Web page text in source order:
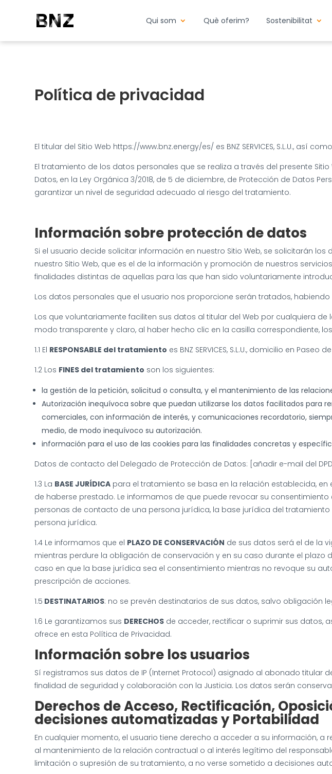
Qui som Què oferim? Sostenibilitat
Política de privacidad
El titular del Sitio Web https://www.bnz.energy/es/ es BNZ SERVICES, S.L.U.,
El tratamiento de los datos personales que se realiza a través del presente
Datos, en la Ley Orgánica 3/2018, de 5 de diciembre, de Protección de Datos
garantizar un nivel de seguridad adecuado al riesgo del tratamiento.
Información sobre protección de datos
Si el usuario decide solicitar información en nuestro Sitio Web, se solicitarán
nuestro Sitio Web, que es el de la información y promoción de nuestros
finalidades distintas de aquellas para las que han sido voluntariamente
Los datos personales que el usuario nos proporcione serán tratados,
Los que voluntariamente faciliten sus datos al titular del Web por cualquiera
modo transparente y claro, al haber hecho clic en la casilla correspondiente,
1.1 El RESPONSABLE del tratamiento es BNZ SERVICES, S.L.U., domicilio en
1.2 Los FINES del tratamiento son los siguientes:
la gestión de la petición, solicitud o consulta, y el mantenimiento de las
Autorización inequívoca sobre que puedan utilizarse los datos facilitados para
comerciales, con información de interés, y comunicaciones recordatorio,
medio, de modo inequívoco su autorización.
información para el uso de las cookies para las finalidades concretas y
Datos de contacto del Delegado de Protección de Datos: [añadir e-mail del DPD]
1.3 La BASE JURÍDICA para el tratamiento se basa en la relación establecida,
de haberse prestado. Le informamos de que puede revocar su
personas de contacto de una persona jurídica, la base jurídica del
persona jurídica.
1.4 Le informamos que el PLAZO DE CONSERVACIÓN de sus datos será el de la
mientras perdure la obligación de conservación y en su caso durante el plazo
caso en que la base jurídica sea el consentimiento mientras no revoque su
prescripción de acciones.
1.5 DESTINATARIOS: no se prevén destinatarios de sus datos, salvo obligación
1.6 Le garantizamos sus DERECHOS de acceder, rectificar o suprimir sus datos,
ofrece en esta Política de Privacidad.
Información sobre los usuarios
Sí registramos sus datos de IP (Internet Protocol) asignado al abonado titular
finalidad de seguridad y colaboración con la Justicia. Los datos serán
Derechos de Acceso, Rectificación,
decisiones automatizadas y Portabilidad
En cualquier momento, el usuario tiene derecho a acceder a su información,
al mantenimiento de la relación contractual o al interés legítimo del
limitación o supresión de su tratamiento, a no verse sometido a decisiones